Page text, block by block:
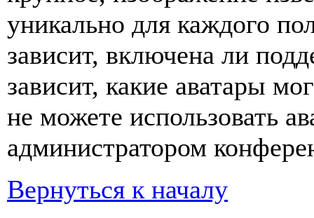
уникально для каждого
зависит, включена ли
зависит, какие аватары
не можете использовать
администратором
Вернуться к началу